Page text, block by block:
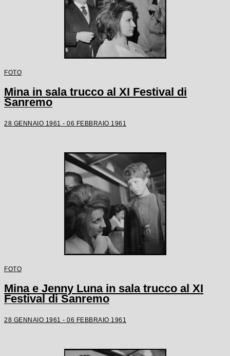
FOTO
Mina in sala trucco al XI Festival di
Sanremo
28 GENNAIO 1961 - 06 FEBBRAIO 1961
FOTO
Mina e Jenny Luna in sala trucco al XI
Festival di Sanremo
28 GENNAIO 1961 - 06 FEBBRAIO 1961